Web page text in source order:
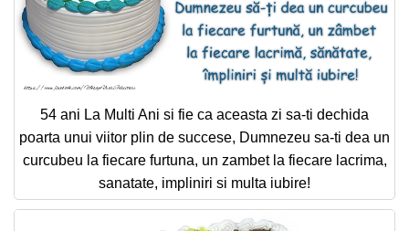
54 ani La Multi Ani si fie ca aceasta zi sa-ti dechida
poarta unui viitor plin de succese, Dumnezeu sa-ti dea un
curcubeu la fiecare furtuna, un zambet la fiecare lacrima,
sanatate, impliniri si multa iubire!